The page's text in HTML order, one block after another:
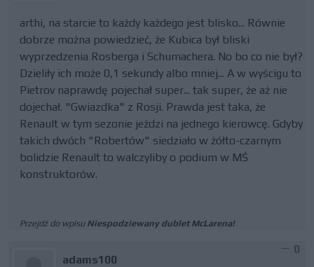
arthi, na starcie to każdy każdego jest blisko... Równie
dobrze można powiedzieć, że Kubica był bliski
wyprzedzenia Rosberga i Schumachera. No bo co nie był?
Dzieliły ich może 0,1 sekundy albo mniej... A w wyścigu to
Pietrov naprawdę pojechał super... tak super, że aż nie
dojechał. "Gwiazdka" z Rosji. Prawda jest taka, że
Renault w tym sezonie jeździ na jednego kierowcę. Gdyby
takich dwóch "Robertów" siedziało w żółto-czarnym
bolidzie Renault to walczyliby o podium w MŚ
konstruktorów.
Przejdź do wpisu Niespodziewany dublet McLarena!
adams100
0